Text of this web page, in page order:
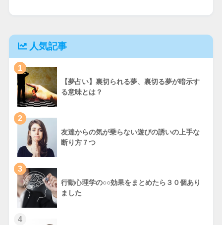
人気記事
1
【夢占い】裏切られる夢、裏切る夢が暗示す
る意味とは？
2
友達からの気が乗らない遊びの誘いの上手な
断り方７つ
3
行動心理学の○○効果をまとめたら３０個あり
ました
4